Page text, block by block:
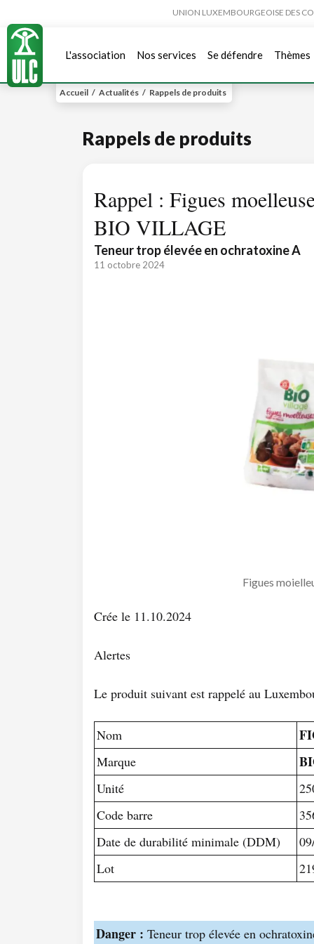
UNION LUXEMBOURGEOISE DES
L'association Nos services Se défendre Thèmes
Accueil / Actualités / Rappels de produits
Rappels de produits
Rappel : Figues
BIO VILLAGE
Teneur trop élevée en ochratoxine A
11 octobre 2024
Figues
Crée le 11.10.2024
Alertes
Le produit suivant est rappelé au
Nom
Marque
Unité
Code barre
Date de durabilité minimale (DDM)
Lot
Danger : Teneur trop élevée en